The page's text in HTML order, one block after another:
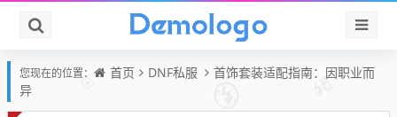
您现在的位置： 首页 DNF私服
首饰套装适配指南：因职业而
异